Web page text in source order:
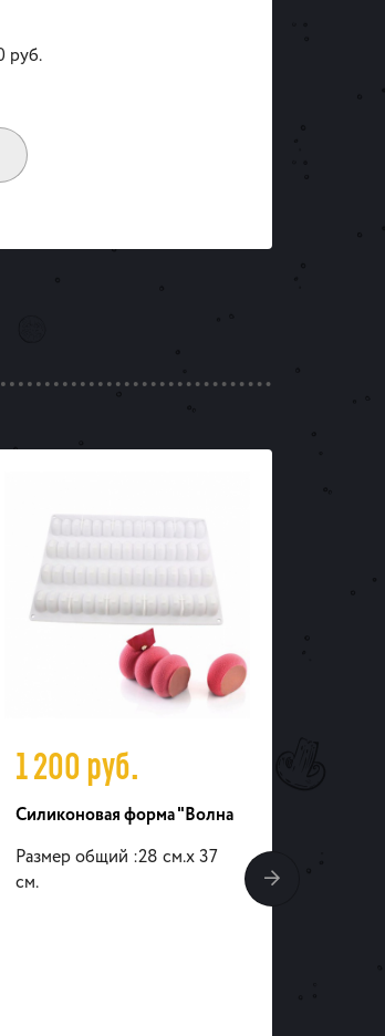
руб.
1 200руб.
Силиконовая форма "Волна
Размер общий :28 см.x 37
см.